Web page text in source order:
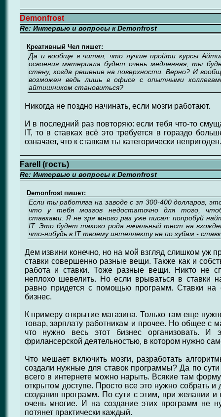
Demonfrost
Re: Интервью и вопросы к Demonfrost
Креативный Чел пишет:
Да и вообще я читал, что лучше пройти курсы
освоения материала будет очень медленная, ты
стену, когда решение на поверхности. Верно? И
возможен ведь лишь в офисе с опытными
айтишником становиться?
Никогда не поздно начинать, если мозги работают.
И в последний раз повторяю: если тебя что-то
IT, то в ставках всё это требуется в гораздо
означает, что к ставкам ты категорически
Farell (гость)
Re: Интервью и вопросы к Demonfrost
Demonfrost пишет:
Если ты работяга на заводе с зп 300-400 долларов,
что у тебя мозгов недостаточно для того,
ставками. Я не зря много раз уже писал: попробуй
IT. Это будет такого рода начальный тест на
что-нибудь в IT твоему интеллекту не по зубам -
Дем извини конечно, но на мой взгляд слишком уж
ставки совершенно разные вещи. Также как и
работа и ставки. Тоже разные вещи. Никто не
неплохо шевелить. Но если врываться в ставки
равно придется с помощью программ. Ставки на
бизнес.
К примеру открытие магазина. Только там еще
товар, зарплату работникам и прочее. Но общее с
что нужно весь этот бизнес организовать. И
фрилансерской деятельностью, в котором нужно
Что мешает включить мозги, разработать
создали нужные для ставок программы? Да по
всего в интернете можно нарыть. Всякие там
открытом доступе. Просто все это нужно собрать
создания программ. По сути с этим, при желании и
очень многие. И на создание этих программ не
потянет практически каждый.